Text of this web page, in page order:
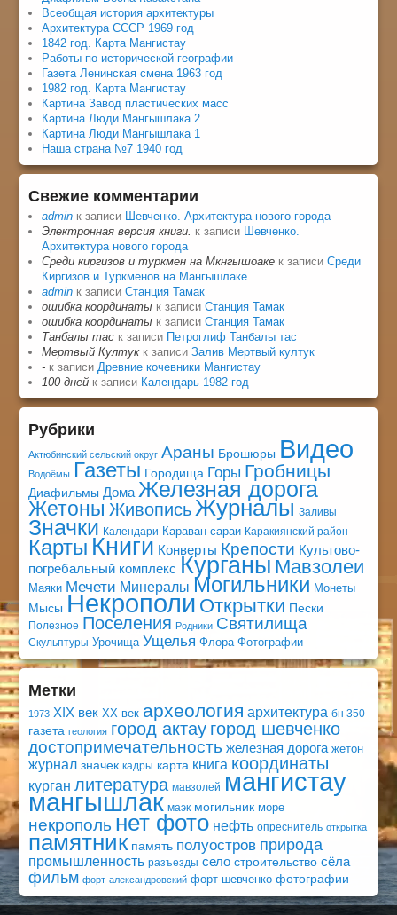
Всеобщая история архитектуры
Архитектура СССР 1969 год
1842 год. Карта Мангистау
Работы по исторической географии
Газета Ленинская смена 1963 год
1982 год. Карта Мангистау
Картина Завод пластических масс
Картина Люди Мангышлака 2
Картина Люди Мангышлака 1
Наша страна №7 1940 год
Свежие комментарии
admin к записи Шевченко. Архитектура нового города
Электронная версия книги. к записи Шевченко.
Архитектура нового города
Среди киргизов и туркмен на Мкнгышоаке к записиСреди
Киргизов и Туркменов на Мангышлаке
admin к записиСтанция Тамак
ошибка координаты к записиСтанция Тамак
ошибка координаты к записиСтанция Тамак
Танбалы тас к записи Петроглиф Танбалы тас
Мертвый Култукк записиЗалив Мертвый култук
- к записиДревние кочевники Мангистау
100 дней к записи Календарь 1982 год
Рубрики
Актюбинский сельский округ Араны Брошюры Видео
Водоёмы Газеты Городища Горы Гробницы
Диафильмы Дома Железная дорога
Жетоны Живопись Журналы Заливы
Значки Календари Караван-сараи Каракиянский район
Карты Книги Конверты Крепости Культово-
погребальный комплекс Курганы Мавзолеи
Маяки Мечети Минералы Могильники Монеты
Мысы Некрополи Открытки Пески
Полезное Поселения Родники Святилища
Скульптуры Урочища Ущелья Флора Фотографии
Метки
1973 XIX век XX век археология архитектура бн 350
газета геология город актау город шевченко
достопримечательность железная дорога жетон
журнал значек кадры карта книга координаты
курган литература мавзолей мангистау
мангышлак маэк могильник море
некрополь нет фото нефть опреснитель открытка
памятник память полуостров природа
промышленность разъезды село строительство сёла
фильм форт-александровский форт-шевченко фотографии